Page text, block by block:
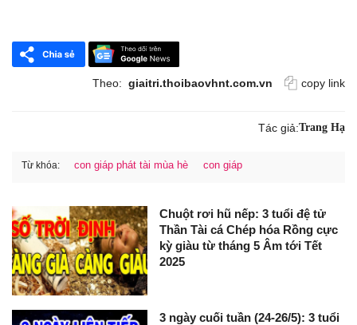
Theo: giaitri.thoibaovhnt.com.vn copy link
Tác giả:Trang Hạ
Từ khóa: con giáp phát tài mùa hè con giáp
Chuột rơi hũ nếp: 3 tuổi đệ tử
Thần Tài cá Chép hóa Rồng cực
kỳ giàu từ tháng 5 Âm tới Tết
2025
3 ngày cuối tuần (24-26/5): 3 tuổi